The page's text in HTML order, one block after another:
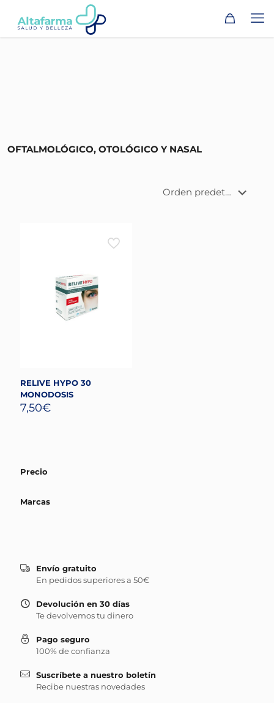
OFTALMOLÓGICO, OTOLÓGICO Y NASAL
RELIVE HYPO 30
MONODOSIS
7,50€
Precio
Marcas
Envío gratuito
En pedidos superiores a 50€
Devolución en 30 días
Te devolvemos tu dinero
Pago seguro
100% de confianza
Suscríbete a nuestro boletín
Recibe nuestras novedades